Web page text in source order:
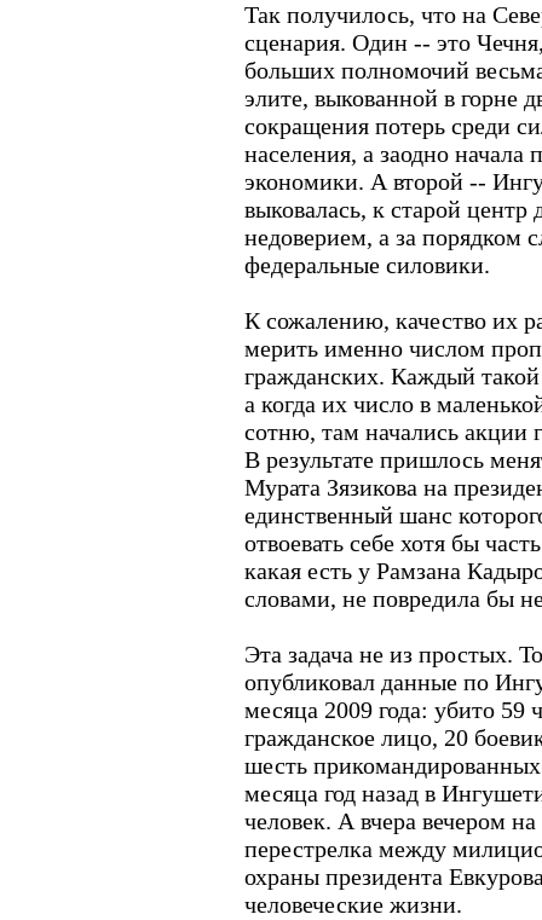
Так получилось, что на
сценария. Один -- это Чечня,
больших полномочий
элите, выкованной в горне
сокращения потерь среди
населения, а заодно начала
экономики. А второй --
выковалась, к старой центр
недоверием, а за порядком
федеральные силовики.
К сожалению, качество их
мерить именно числом
гражданских. Каждый
а когда их число в
сотню, там начались акции
В результате пришлось
Мурата Зязикова на
единственный шанс
отвоевать себе хотя бы
какая есть у Рамзана
словами, не повредила бы
Эта задача не из простых.
опубликовал данные по
месяца 2009 года: убито 59
гражданское лицо, 20
шесть
месяца год назад в
человек. А вчера вечером
перестрелка между
охраны президента
человеческие жизни.